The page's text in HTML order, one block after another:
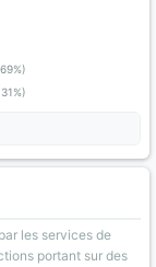
les services de
portant sur des